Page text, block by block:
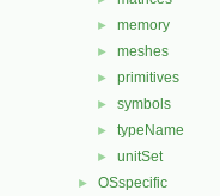
► memory
► meshes
► primitives
► symbols
► typeName
► unitSet
► OSspecific